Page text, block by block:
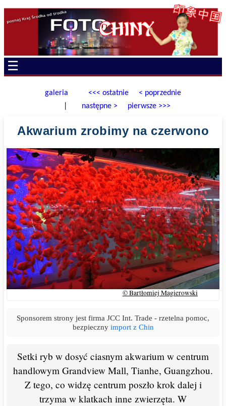
☰
galeria <<< ostatnie
< poprzednie
następne > pierwsze >>>
Akwarium zrobimy na czerwono
© Bartłomiej Magierowski
Sponsorem strony jest firma JCC Int. Trade - rzetelna pomoc,
bezpieczny import z Chin
Setki ryb w dosyć ciasnym akwarium w centrum
handlowym Grandview Mall, Tianhe, Guangzhou.
Z tego, co widzę centrum poszło krok dalej i
trzyma w klatkach inne zwierzęta. W